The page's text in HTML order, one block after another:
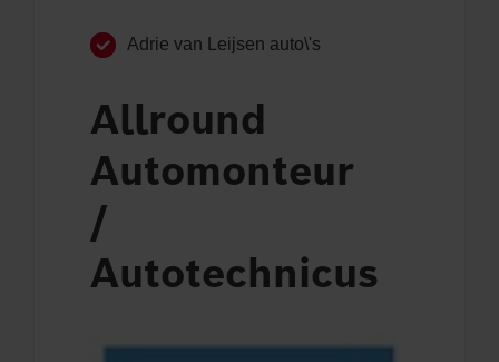
Adrie van Leijsen auto\'s
Allround
Automonteur
/
Autotechnicus